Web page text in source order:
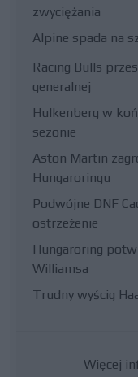
zwyciężania
Alpine spada na
Racing Bulls
generalnej
Hulkenberg w
sezonie
Aston Martin
Hungaroringu
Podwójne DNF
ostrzeżenie
Hungaroring
Williamsa
Trudny wyścig
Więcej